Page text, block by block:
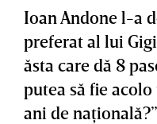
Ioan Andone l-a
preferat al lui
ăsta care dă 8
putea să fie
ani de naţională?”